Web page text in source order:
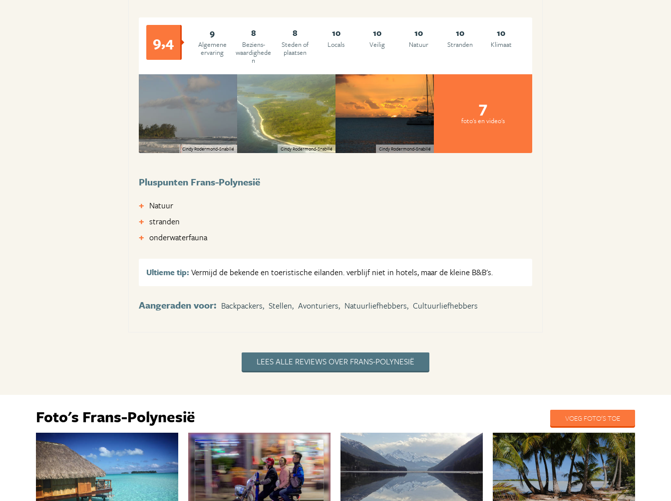
9,4 9
Algemene
ervaring
8
Beziens­
waardighede
n
8
Steden of
plaatsen
10
Locals
10
Veilig
10
Natuur
10
Stranden
10
Klimaat
Cindy Rodermond-Snabilié Cindy Rodermond-Snabilié Cindy Rodermond-Snabilié
7
foto's en video's
Pluspunten Frans-Polynesië
Natuur
stranden
onderwaterfauna
Ultieme tip: Vermijd de bekende en toeristische eilanden. verblijf niet in hotels, maar de kleine B&B's.
Aangeraden voor: Backpackers, Stellen, Avonturiers, Natuurliefhebbers, Cultuurliefhebbers
LEES ALLE REVIEWS OVER FRANS-POLYNESIË
VOEG FOTO'S TOE
Foto's Frans-Polynesië